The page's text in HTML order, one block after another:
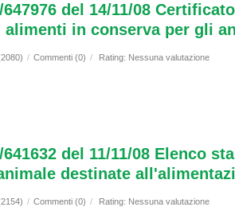
del 14/11/08
in conserva per gli
/ Commenti (0) / Rating: Nessuna valutazione
del 11/11/08 Elenco
destinate
/ Commenti (0) / Rating: Nessuna valutazione